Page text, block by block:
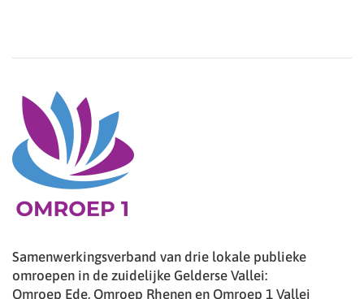
Samenwerkingsverband van drie lokale publieke
omroepen in de zuidelijke Gelderse Vallei:
Omroep Ede, Omroep Rhenen en Omroep 1 Vallei